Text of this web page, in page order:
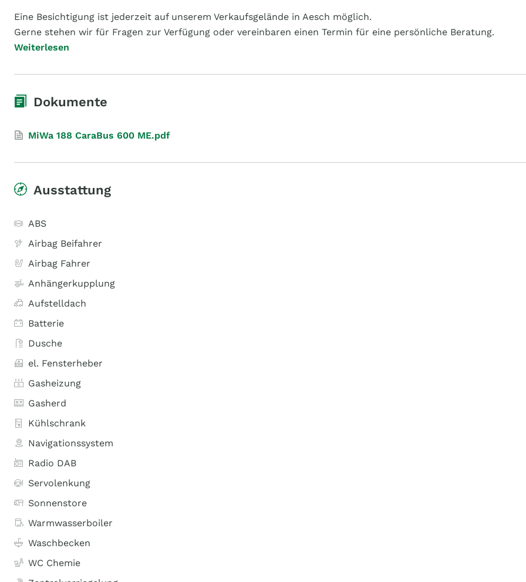
Eine Besichtigung ist jederzeit auf unserem Verkaufsgelände in Aesch möglich.
Gerne stehen wir für Fragen zur Verfügung oder vereinbaren einen Termin für eine persönliche Beratung.
Weiterlesen
Dokumente
MiWa 188 CaraBus 600 ME.pdf
Ausstattung
ABS
Airbag Beifahrer
Airbag Fahrer
Anhängerkupplung
Aufstelldach
Batterie
Dusche
el. Fensterheber
Gasheizung
Gasherd
Kühlschrank
Navigationssystem
Radio DAB
Servolenkung
Sonnenstore
Warmwasserboiler
Waschbecken
WC Chemie